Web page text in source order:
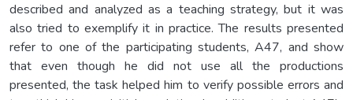
described and analyzed as a teaching strategy, but it was
also tried to exemplify it in practice. The results presented
refer to one of the participating students, A47, and show
that even though he did not use all the productions
presented, the task helped him to verify possible errors and